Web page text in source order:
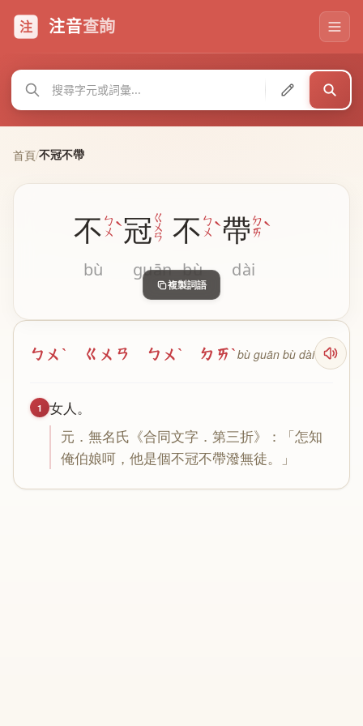
注 注音查詢
首頁/不冠不帶
不 ㄅ
ㄨˋ
bù
冠 ㄍ
ㄨ
ㄢ
guān
不 ㄅ
ㄨˋ
bù
帶ㄉ
ㄞˋ
dài
複製詞語
ㄅㄨˋ ㄍㄨㄢ ㄅㄨˋ ㄉㄞˋbù guān bù dài
1 女人。
元 ． 無名氏 《合同文字 ． 第三折》：「怎知
俺伯娘呵 ， 他是個不冠不帶潑無徒。」